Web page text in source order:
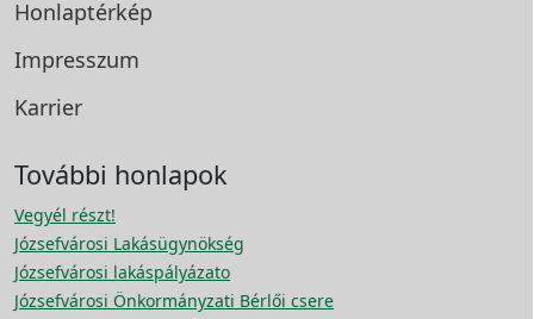
Honlaptérkép
Impresszum
Karrier
További honlapok
Vegyél részt!
Józsefvárosi Lakásügynökség
Józsefvárosi lakáspályázato
Józsefvárosi Önkormányzati Bérlői csere